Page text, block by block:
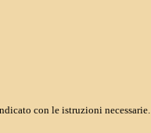
con le istruzioni necessarie.